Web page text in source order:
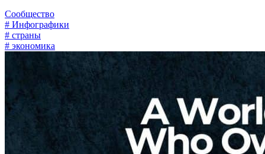
Сообщество
# Инфографики
# страны
# экономика